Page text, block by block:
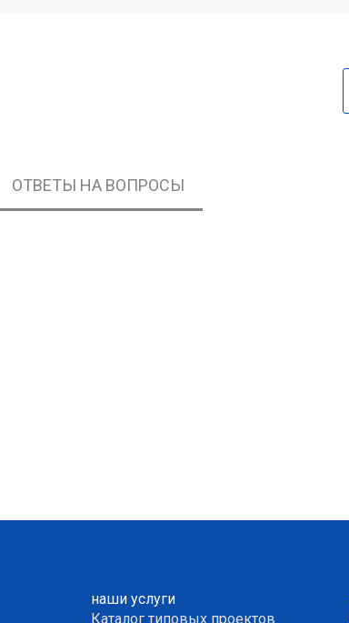
ОТВЕТЫ НА ВОПРОСЫ
наши услуги
Каталог типовых проектов